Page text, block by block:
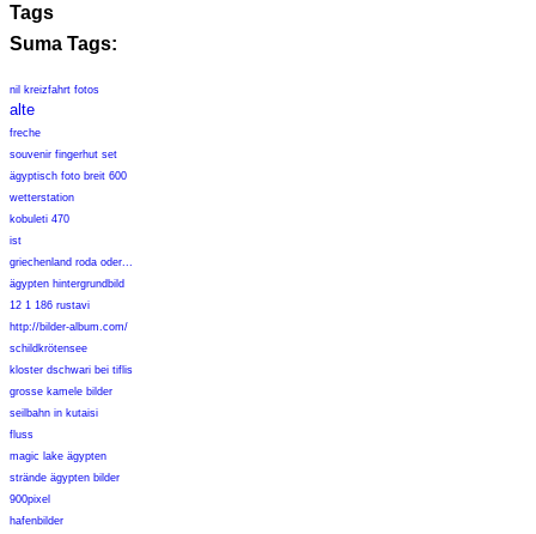
Tags
Suma Tags:
nil kreizfahrt fotos
alte
freche
souvenir fingerhut set
ägyptisch foto breit 600
wetterstation
kobuleti 470
ist
griechenland roda oder...
ägypten hintergrundbild
12 1 186 rustavi
http://bilder-album.com/
schildkrötensee
kloster dschwari bei tiflis
grosse kamele bilder
seilbahn in kutaisi
fluss
magic lake ägypten
strände ägypten bilder
900pixel
hafenbilder